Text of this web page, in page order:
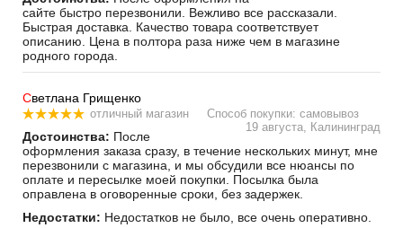
сайте быстро перезвонили. Вежливо все рассказали.
Быстрая доставка. Качество товара соответствует
описанию. Цена в полтора раза ниже чем в магазине
родного города.
Светлана Грищенко
отличный магазин
Способ покупки: самовывоз
19 августа, Калининград
Достоинства: После
оформления заказа сразу, в течение нескольких минут, мне
перезвонили с магазина, и мы обсудили все нюансы по
оплате и пересылке моей покупки. Посылка была
оправлена в оговоренные сроки, без задержек.
Недостатки: Недостатков не было, все очень оперативно.